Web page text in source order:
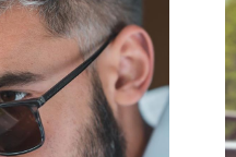
Unisex
Slnečné okuliare
Carrera
Móda